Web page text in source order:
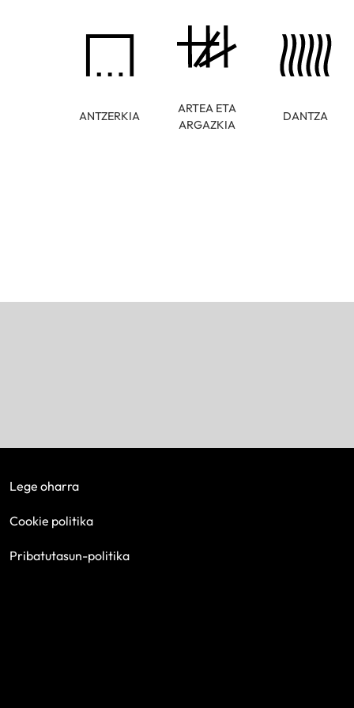
ANTZERKIA
ARTEA ETA
ARGAZKIA
DANTZA
Lege oharra
Cookie politika
Pribatutasun-politika